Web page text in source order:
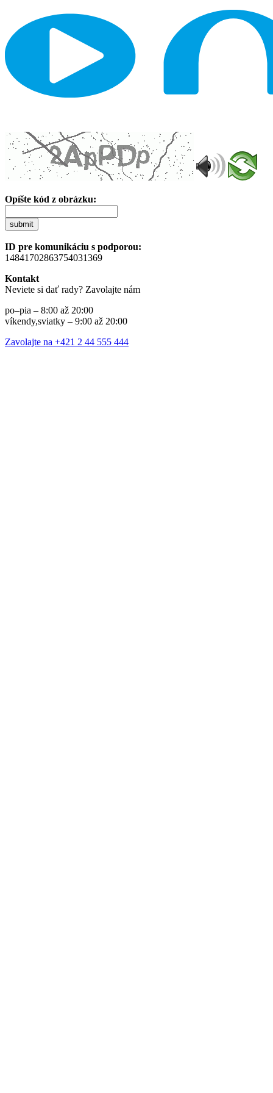
Opíšte kód z obrázku:
submit
ID pre komunikáciu s podporou:
14841702863754031369
Kontakt
Neviete si dať rady? Zavolajte nám
po–pia – 8:00 až 20:00
víkendy,sviatky – 9:00 až 20:00
Zavolajte na +421 2 44 555 444